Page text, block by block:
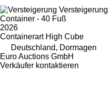
Versteigerung
Container - 40 Fuß
2026
Containerart High Cube
Deutschland, Dormagen
Euro Auctions GmbH
Verkäufer kontaktieren